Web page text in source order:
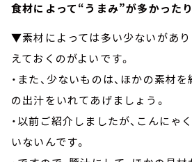
食材によって“うまみ”が多かった
▼素材によっては多い少ないがあり
えておくのがよいです。
・また、少ないものは、ほかの素材
の出汁をいれてあげましょう。
・以前ご紹介しましたが、こんにゃ
いないんです。